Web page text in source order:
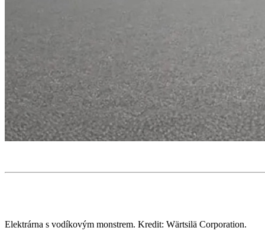
Elektrárna s vodíkovým monstrem. Kredit: Wärtsilä Corporation.